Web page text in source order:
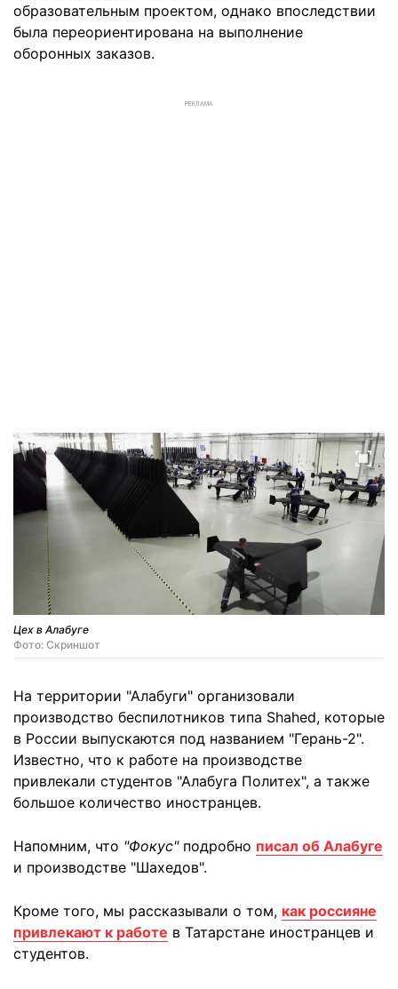
образовательным проектом, однако впоследствии
была переориентирована на выполнение
оборонных заказов.
РЕКЛАМА
Цех в Алабуге
Фото: Скриншот
На территории "Алабуги" организовали
производство беспилотников типа Shahed, которые
в России выпускаются под названием "Герань-2".
Известно, что к работе на производстве
привлекали студентов "Алабуга Политех", а также
большое количество иностранцев.
Напомним, что "Фокус"подробно писал об Алабуге
и производстве "Шахедов".
Кроме того, мы рассказывали о том, как россияне
привлекают к работе в Татарстане иностранцев и
студентов.